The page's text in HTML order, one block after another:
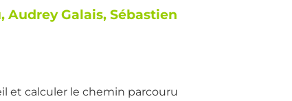
Audrey Galais, Sébastien
et calculer le chemin parcouru